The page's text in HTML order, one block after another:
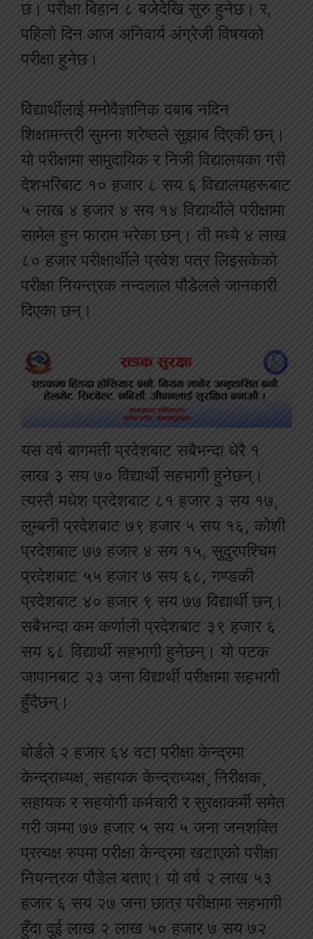
छ। परीक्षा बिहान ८ बजेदेखि सुरु हुनेछ। र,
पहिलो दिन आज अनिवार्य अंग्रेजी विषयको
परीक्षा हुनेछ।
विद्यार्थीलाई मनोवैज्ञानिक दबाब नदिन
शिक्षामन्त्री सुमना श्रेष्ठले सुझाब दिएकी छन्।
यो परीक्षामा सामुदायिक र निजी विद्यालयका गरी
देशभरिबाट १० हजार ८ सय ६ विद्यालयहरूबाट
५ लाख ४ हजार ४ सय १४ विद्यार्थीले परीक्षामा
सामेल हुन फाराम भरेका छन्। ती मध्ये ४ लाख
८० हजार परीक्षार्थीले प्रवेश पत्र लिइसकेको
परीक्षा नियन्त्रक नन्दलाल पौडेलले जानकारी
दिएका छन्।
यस वर्ष बागमती प्रदेशबाट सबैभन्दा धेरै १
लाख ३ सय ७० विद्यार्थी सहभागी हुनेछन्।
त्यस्तै मधेश प्रदेशबाट ८१ हजार ३ सय १७,
लुम्बनी प्रदेशबाट ७९ हजार ५ सय १६, कोशी
प्रदेशबाट ७७ हजार ४ सय १५, सुदुरपश्चिम
प्रदेशबाट ५५ हजार ७ सय ६८, गण्डकी
प्रदेशबाट ४० हजार ९ सय ७७ विद्यार्थी छन्।
सबैभन्दा कम कर्णाली प्रदेशबाट ३९ हजार ६
सय ६८ विद्यार्थी सहभागी हुनेछन्। यो पटक
जापानबाट २३ जना विद्यार्थी परीक्षामा सहभागी
हुँदैछन्।
बोर्डले २ हजार ६४ वटा परीक्षा केन्द्रमा
केन्द्राध्यक्ष¸ सहायक केन्द्राध्यक्ष¸ निरीक्षक¸
सहायक र सहयोगी कर्मचारी र सुरक्षाकर्मी समेत
गरी जम्मा ७७ हजार ५ सय ५ जना जनशक्ति
प्रत्यक्ष रुपमा परीक्षा केन्द्रमा खटाएको परीक्षा
नियन्त्रक पौडेल बताए। यो वर्ष २ लाख ५३
हजार ६ सय २७ जना छात्र परीक्षामा सहभागी
हुँदा दुई लाख २ लाख ५० हजार ७ सय ७२